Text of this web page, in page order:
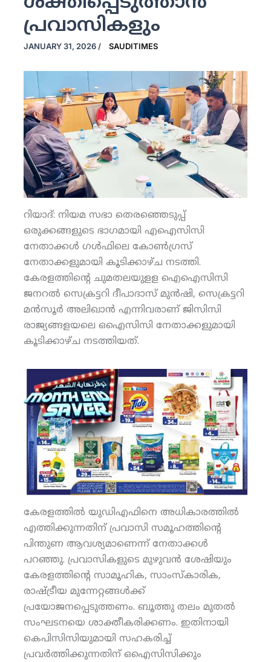
പ്രവാസികളും
JANUARY 31, 2026 / SAUDITIMES
റിയാദ്: നിയമ സഭാ തെരഞ്ഞെടുപ്പ്
ഒരുക്കങ്ങളുടെ ഭാഗമായി എഐസിസി
നേതാക്കള്‍ ഗള്‍ഫിലെ കോണ്‍ഗ്രസ്
നേതാക്കളുമായി കൂടിക്കാഴ്ച നടത്തി.
കേരളത്തിന്റെ ചുമതലയുളള ഐഐസിസി
ജനറല്‍ സെക്രട്ടറി ദീപാദാസ് മുന്‍ഷി, സെക്രട്ടറി
മന്‍സൂര്‍ അലിഖാന്‍ എന്നിവരാണ് ജിസിസി
രാജ്യങ്ങളയലെ ഒഐസിസി നേതാക്കളുമായി
കൂടിക്കാഴ്ച നടത്തിയത്.
കേരളത്തില്‍ യുഡിഎഫിനെ അധികാരത്തില്‍
എത്തിക്കുന്നതിന് പ്രവാസി സമൂഹത്തിന്റെ
പിന്തുണ ആവശ്യമാണെന്ന് നേതാക്കള്‍
പറഞ്ഞു. പ്രവാസികളുടെ മുഴുവന്‍ ശേഷിയും
കേരളത്തിന്റെ സാമൂഹിക, സാംസ്‌കാരിക,
രാഷ്ട്രീയ മുന്നേറ്റങ്ങള്‍ക്ക്
പ്രയോജനപ്പെടുത്തണം. ബൂത്തു തലം മുതല്‍
സംഘടനയെ ശാക്തീകരിക്കണം. ഇതിനായി
കെപിസിസിയുമായി സഹകരിച്ച്
പ്രവര്‍ത്തിക്കുന്നതിന് ഒഐസിസിക്കും